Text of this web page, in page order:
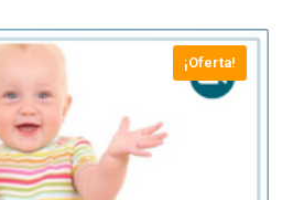
¡Oferta!